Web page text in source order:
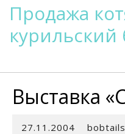
Продажа
курильский
Выставка
27.11.2004 27.11.2004
bobtails